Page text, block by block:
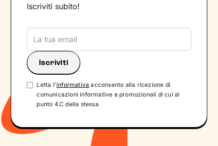
Iscriviti subito!
Letta l'informativa acconsento alla ricezione di
comunicazioni informative e promozionali di cui al
punto 4.C della stessa